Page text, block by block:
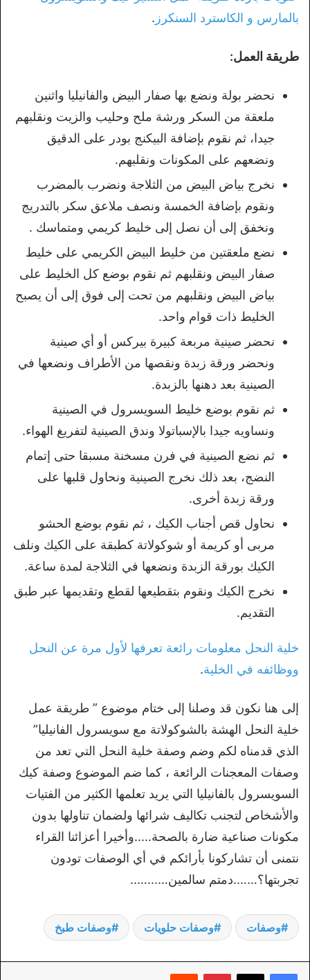
بالمارس و الكاسترد السنكرز .
طريقة العمل:
نحضر بولة ونضع بها صفار البيض والفانيليا واثنين
ملعقة من السكر ورشة ملح وحليب والزيت ونقلبهم
جيدا، ثم نقوم بإضافة البيكنج بودر على الدقيق
ونضعهم على المكونات ونقلبهم.
نخرج بياض البيض من الثلاجة ونضرب بالمضرب
ونقوم بإضافة الخمسة ونصف ملاعق سكر بالتدريج
ونخفق إلى أن نصل إلى خليط كريمي ومتماسك .
نضع ملعقتين من خليط البيض الكريمي على خليط
صفار البيض ونقلبهم ثم نقوم بوضع كل الخليط على
بياض البيض ونقلبهم من تحت إلى فوق إلى أن يصبح
الخليط ذات قوام واحد.
نحضر صينية مربعة كبيرة بيركس أو أي صينية
ونحضر ورقة زبدة ونقصها من الأطراف ونضعها في
الصينية بعد دهنها بالزبدة.
ثم نقوم بوضع خليط السويسرول في الصينية
ونساويه جيدا بالإسباتولا وندق الصينية لتفريغ الهواء.
ثم نضع الصينية في فرن مسخنة مسبقا حتى إتمام
النضج، بعد ذلك نخرج الصينية ونحاول قلبها على
ورقة زبدة أخرى.
نحاول قص أجناب الكيك ، ثم نقوم بوضع الحشو
مربى أو كريمة أو شوكولاتة كطبقة على الكيك ونلف
الكيك بورقة الزبدة ونضعها في الثلاجة لمدة ساعة.
نخرج الكيك ونقوم بتقطيعها لقطع وتقديمها عبر طبق
التقديم.
خلية النحل معلومات رائعة تعرفها لأول مرة عن النحل
ووظائفه في الخلية.
إلى هنا نكون قد وصلنا إلى ختام موضوع ” طريقة عمل
خلية النحل الهشة بالشوكولاتة مع سويسرول الفانيليا”
الذي قدمناه لكم وضم وصفة خلية النحل التي تعد من
وصفات المعجنات الرائعة ، كما ضم الموضوع وصفة كيك
السويسرول بالفانيليا التي يريد تعلمها الكثير من الفتيات
والأشخاص لتجنب تكاليف شرائها ولضمان تناولها بدون
مكونات صناعية ضارة بالصحة…..وأخيرا أعزائنا القراء
نتمنى أن تشاركونا بأرائكم في أي الوصفات تودون
تجربتها؟…….دمتم سالمين………..
وصفات وصفات حلويات وصفات طبخ
بينتيريست